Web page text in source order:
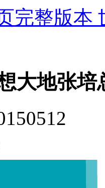
完整版本
大地张